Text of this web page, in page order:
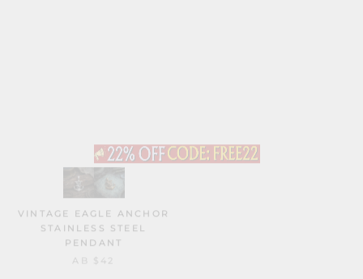
VINTAGE EAGLE ANCHOR
STAINLESS STEEL
PENDANT
AB$42